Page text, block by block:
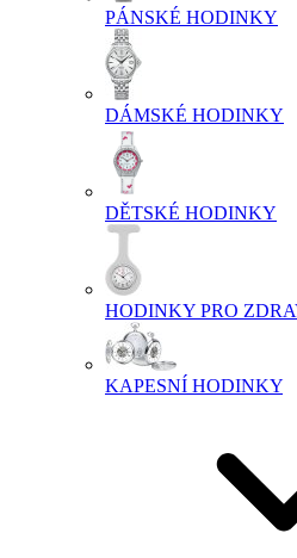
PÁNSKÉ HODINKY
DÁMSKÉ HODINKY
DĚTSKÉ HODINKY
HODINKY PRO
KAPESNÍ HODINKY